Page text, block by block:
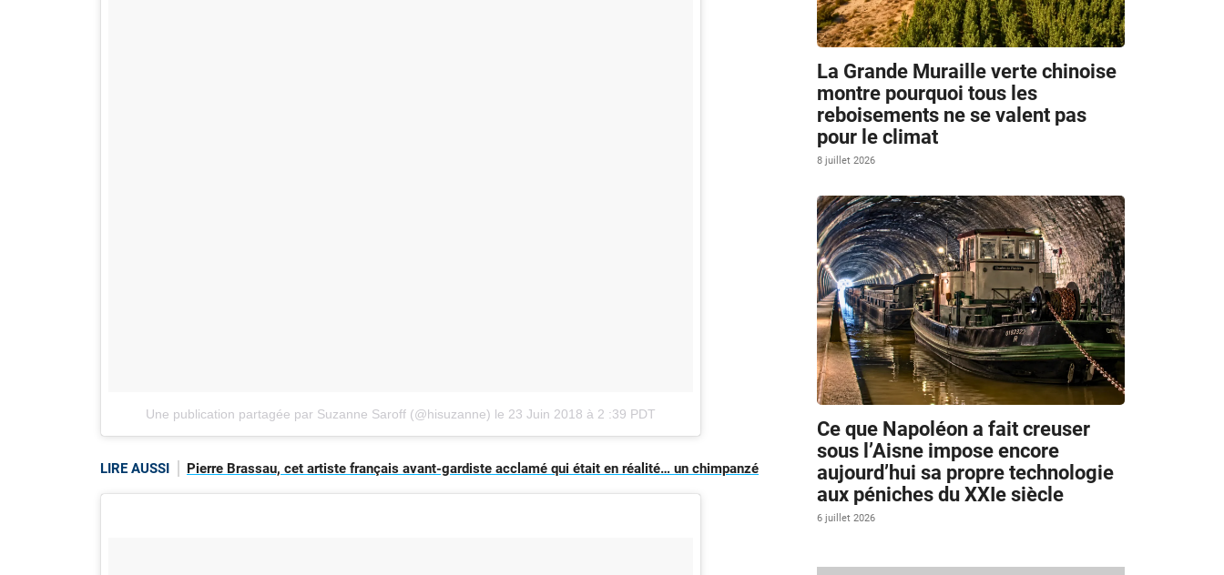
Une publication partagée par Suzanne Saroff (@hisuzanne) le 23 Juin 2018 à 2 :39 PDT
LIRE AUSSI Pierre Brassau, cet artiste français avant-gardiste acclamé qui était en réalité… un chimpanzé
La Grande Muraille verte chinoise
montre pourquoi tous les
reboisements ne se valent pas
pour le climat
8 juillet 2026
Ce que Napoléon a fait creuser
sous l’Aisne impose encore
aujourd’hui sa propre technologie
aux péniches du XXIe siècle
6 juillet 2026